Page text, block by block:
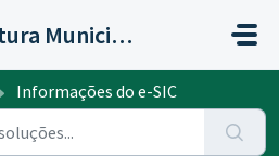
e-SIC - Prefeitura Municipal de Caratinga
Informações do e-SIC